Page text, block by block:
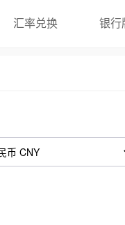
汇率兑换 银行